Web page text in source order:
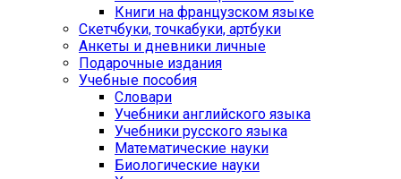
Книги на французском языке
Cкетчбуки, точкабуки, артбуки
Анкеты и дневники личные
Подарочные издания
Учебные пособия
Словари
Учебники английского языка
Учебники русского языка
Математические науки
Биологические науки